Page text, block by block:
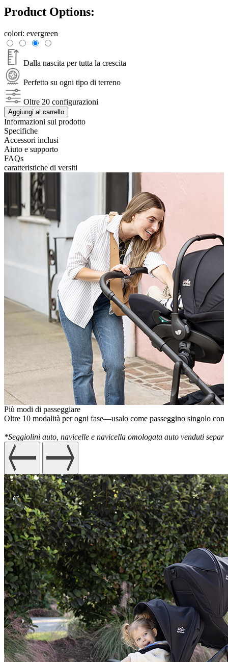
Product Options:
colori: evergreen
Dalla nascita per tutta la crescita
Perfetto su ogni tipo di terreno
Oltre 20 configurazioni
Aggiungi al carrello
Informazioni sul prodotto
Specifiche
Accessori inclusi
Aiuto e supporto
FAQs
caratteristiche di versiti
Più modi di passeggiare
Oltre 10 modalità per ogni fase—usalo come passeggino singolo
*Seggiolini auto, navicelle e navicella omologata auto venduti